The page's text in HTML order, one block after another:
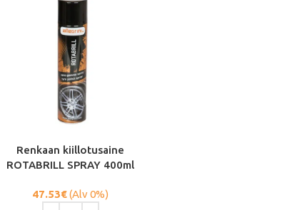
Renkaan kiillotusaine
ROTABRILL SPRAY 400ml
47.53€(Alv 0%)